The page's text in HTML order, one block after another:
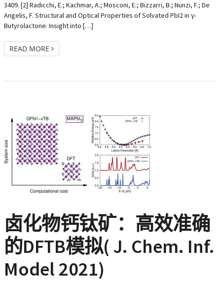
3409. [2] Radicchi, E.; Kachmar, A.; Mosconi, E.; Bizzarri, B.; Nunzi, F.; De
Angelis, F. Structural and Optical Properties of Solvated PbI2 in γ-
Butyrolactone: Insight into […]
READ MORE
卤化物钙钛矿：高效准确
的DFTB模拟( J. Chem. Inf.
Model 2021)